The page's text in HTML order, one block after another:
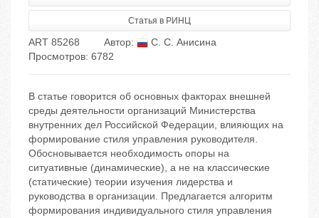
Статья в РИНЦ
ART 85268 Автор:
С. С. Анисина
Просмотров: 6782
В статье говорится об основных факторах внешней
среды деятельности организаций Министерства
внутренних дел Российской Федерации, влияющих на
формирование стиля управления руководителя.
Обосновывается необходимость опоры на
ситуативные (динамические), а не на классические
(статические) теории изучения лидерства и
руководства в организации. Предлагается алгоритм
формирования индивидуального стиля управления